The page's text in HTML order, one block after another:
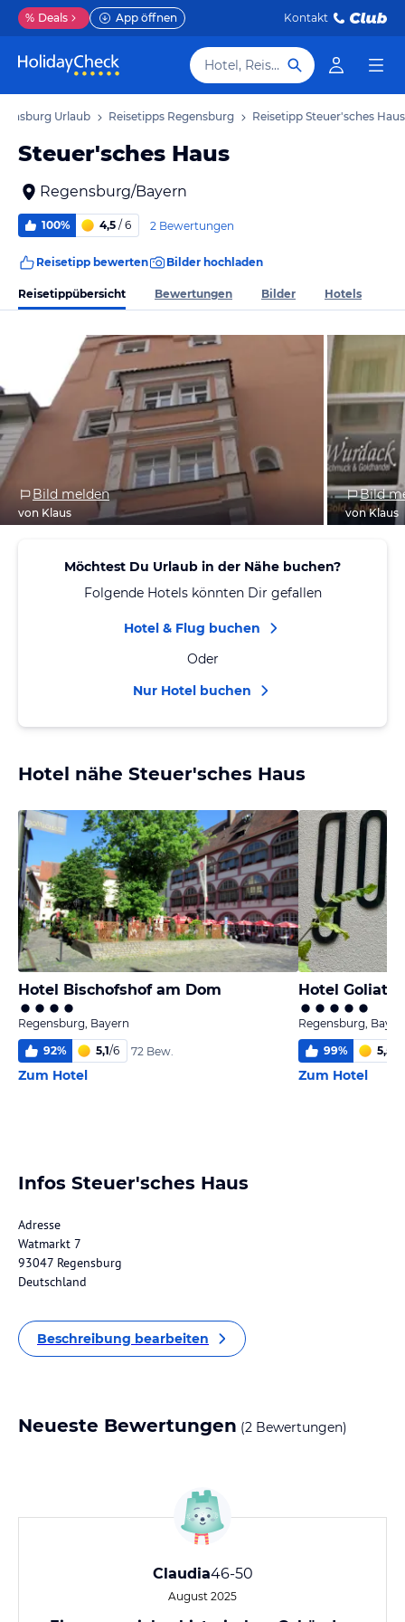
% Deals App öffnen Kontakt
Hotel, Reiseziel
Urlaub Reisetipps Regensburg Reisetipp Steuer'sches Haus
Steuer'sches Haus
Regensburg/Bayern
100% 4,5 / 6 2 Bewertungen
Reisetipp bewerten Bilder hochladen
Reisetippübersicht Bewertungen Bilder Hotels
Bild melden
von Klaus
Bild
von Klaus
Möchtest Du Urlaub in der Nähe buchen?
Folgende Hotels könnten Dir gefallen
Hotel & Flug buchen
Oder
Nur Hotel buchen
Hotel nähe Steuer'sches Haus
Hotel Bischofshof am Dom
Regensburg, Bayern
92% 5,1/6 72 Bew.
Zum Hotel
Hotel Goliath
Regensburg,
99% 5,5
Zum Hotel
Infos Steuer'sches Haus
Adresse
Watmarkt 7
93047 Regensburg
Deutschland
Beschreibung bearbeiten
Neueste Bewertungen (2 Bewertungen)
Claudia46-50
August 2025